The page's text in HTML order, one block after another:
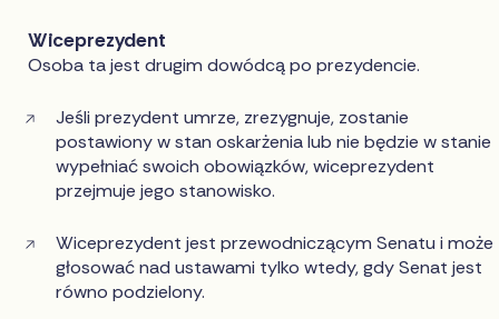
Wiceprezydent
Osoba ta jest drugim dowódcą po prezydencie.
Jeśli prezydent umrze, zrezygnuje, zostanie
postawiony w stan oskarżenia lub nie będzie w stanie
wypełniać swoich obowiązków, wiceprezydent
przejmuje jego stanowisko.
Wiceprezydent jest przewodniczącym Senatu i może
głosować nad ustawami tylko wtedy, gdy Senat jest
równo podzielony.